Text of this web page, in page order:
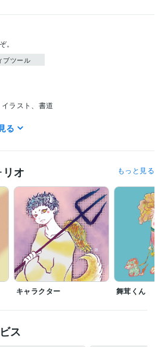
。
ブツール
イラスト、書道
海外での生活や言語など。
る
オ もっと見る
キャラクター 舞茸くん
ス